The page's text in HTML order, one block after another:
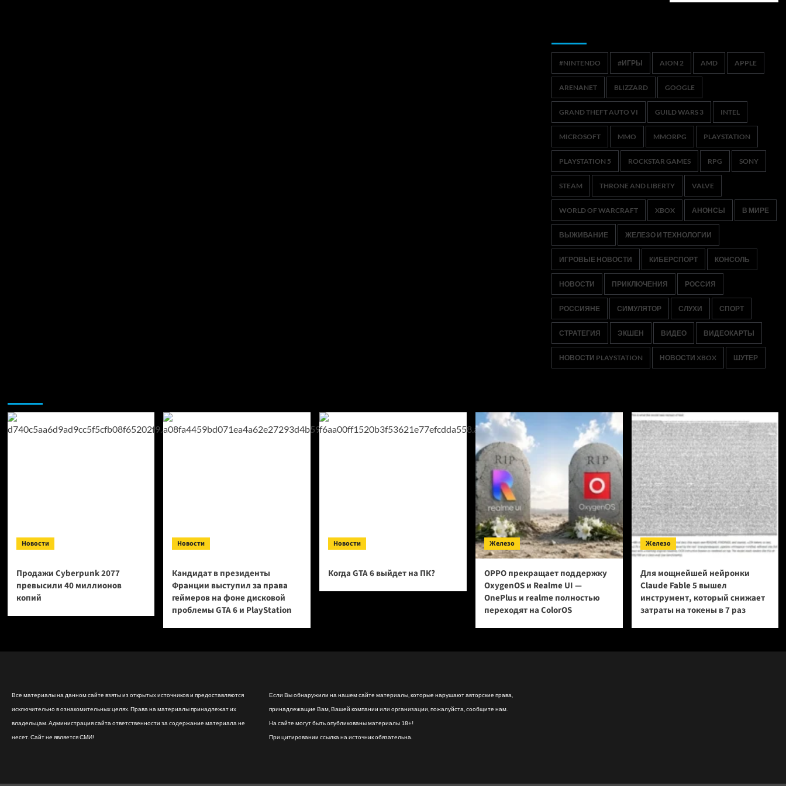
#NINTENDO #ИГРЫ AION 2 AMD APPLE
ARENANET BLIZZARD GOOGLE
GRAND THEFT AUTO VI GUILD WARS 3 INTEL
MICROSOFT MMO MMORPG PLAYSTATION
PLAYSTATION 5 ROCKSTAR GAMES RPG SONY
STEAM THRONE AND LIBERTY VALVE
WORLD OF WARCRAFT XBOX АНОНСЫ В МИРЕ
ВЫЖИВАНИЕ ЖЕЛЕЗО И ТЕХНОЛОГИИ
ИГРОВЫЕ НОВОСТИ КИБЕРСПОРТ КОНСОЛЬ
НОВОСТИ ПРИКЛЮЧЕНИЯ РОССИЯ
РОССИЯНЕ СИМУЛЯТОР СЛУХИ СПОРТ
СТРАТЕГИЯ ЭКШЕН ВИДЕО ВИДЕОКАРТЫ
НОВОСТИ PLAYSTATION НОВОСТИ XBOX ШУТЕР
Новости
Продажи Cyberpunk 2077
превысили 40 миллионов
копий
Новости
Кандидат в президенты
Франции выступил за права
геймеров на фоне дисковой
проблемы GTA 6 и PlayStation
Новости
Когда GTA 6 выйдет на ПК?
Железо
OPPO прекращает поддержку
OxygenOS и Realme UI —
OnePlus и realme полностью
переходят на ColorOS
Железо
Для мощнейшей нейронки
Claude Fable 5 вышел
инструмент, который снижает
затраты на токены в 7 раз
Все материалы на данном сайте взяты из открытых источников и предоставляются
исключительно в ознакомительных целях. Права на материалы принадлежат их
владельцам. Администрация сайта ответственности за содержание материала не
несет. Сайт не является СМИ!
Если Вы обнаружили на нашем сайте материалы, которые нарушают авторские права,
принадлежащие Вам, Вашей компании или организации, пожалуйста, сообщите нам.
На сайте могут быть опубликованы материалы 18+!
При цитировании ссылка на источник обязательна.